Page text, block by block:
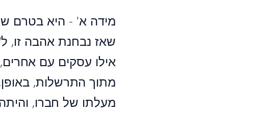
מידה א' - היא בטרם
שאז נבחנת אהבה זו,
אילו עסקים עם
מתוך התרשלות,
מעלתו של חברו,